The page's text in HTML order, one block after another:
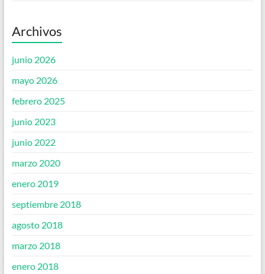
Archivos
junio 2026
mayo 2026
febrero 2025
junio 2023
junio 2022
marzo 2020
enero 2019
septiembre 2018
agosto 2018
marzo 2018
enero 2018